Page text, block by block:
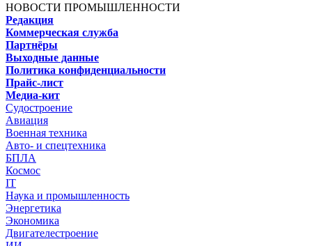
НОВОСТИ ПРОМЫШЛЕННОСТИ
Редакция
Коммерческая служба
Партнёры
Выходные данные
Политика конфиденциальности
Прайс-лист
Медиа-кит
Судостроение
Авиация
Военная техника
Авто- и спецтехника
БПЛА
Космос
IT
Наука и промышленность
Энергетика
Экономика
Двигателестроение